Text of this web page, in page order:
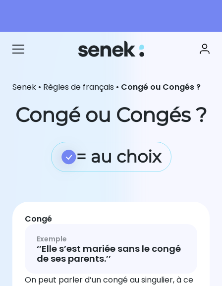
Senek • Règles de français • Congé ou Congés ?
Congé ou Congés ?
= au choix
Congé
Exemple
‘’Elle s’est mariée sans le congé
de ses parents.’’
On peut parler d’un congé au singulier, à ce